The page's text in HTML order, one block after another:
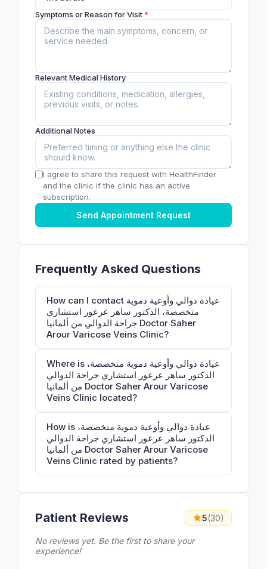
Symptoms or Reason for Visit*
Relevant Medical History
Additional Notes
I agree to share this request with HealthFinder
and the clinic if the clinic has an active
subscription.
Send Appointment Request
Frequently Asked Questions
How can I contact عيادة دوالي وأوعية دموية
متخصصة، الدكتور ساهر عرعور استشاري
جراحة الدوالي من ألمانيا Doctor Saher
Arour Varicose Veins Clinic?
Where is عيادة دوالي وأوعية دموية متخصصة،
الدكتور ساهر عرعور استشاري جراحة الدوالي
من ألمانيا Doctor Saher Arour Varicose
Veins Clinic located?
How is عيادة دوالي وأوعية دموية متخصصة،
الدكتور ساهر عرعور استشاري جراحة الدوالي
من ألمانيا Doctor Saher Arour Varicose
Veins Clinic rated by patients?
Patient Reviews 5(30)
No reviews yet. Be the first to share your
experience!